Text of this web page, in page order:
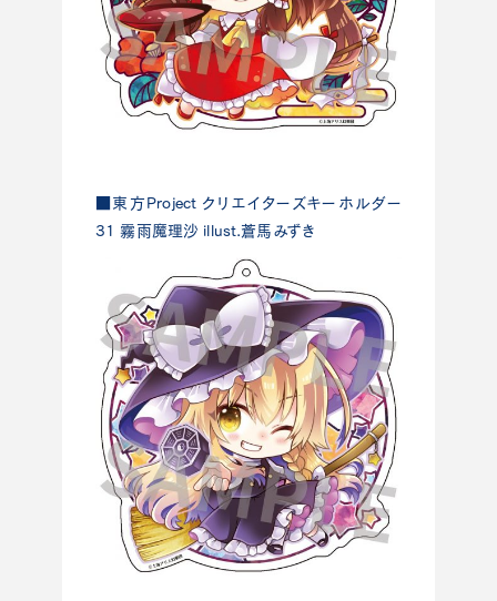
■東方Project クリエイターズキーホルダー
31 霧雨魔理沙 illust.蒼馬みずき